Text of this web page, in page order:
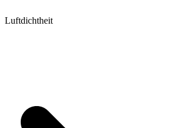
Luftdichtheit